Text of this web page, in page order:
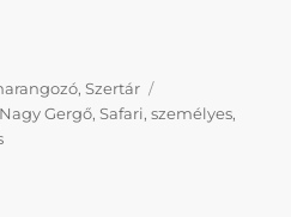
tartalmazó poszt”
,Szertár
Nagy Gergő,Safari,személyes,
Nyomokban